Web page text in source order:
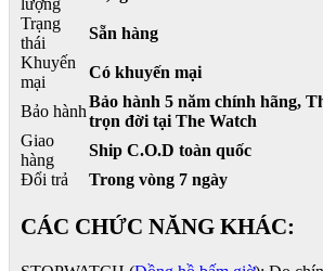
lượng
Trạng
thái
Sẵn hàng
Khuyến
mại
Có khuyến mại
Bảo hành
Bảo hành 5 năm chính hãng,
trọn đời tại The Watch
Giao
hàng
Ship C.O.D toàn quốc
Đổi trả
Trong vòng 7 ngày
CÁC CHỨC NĂNG KHÁC: